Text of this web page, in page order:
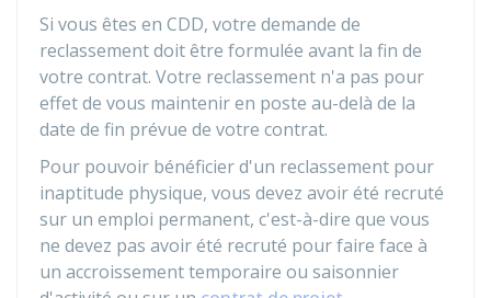
Si vous êtes en CDD, votre demande de
reclassement doit être formulée avant la fin de
votre contrat. Votre reclassement n'a pas pour
effet de vous maintenir en poste au-delà de la
date de fin prévue de votre contrat.
Pour pouvoir bénéficier d'un reclassement pour
inaptitude physique, vous devez avoir été recruté
sur un emploi permanent, c'est-à-dire que vous
ne devez pas avoir été recruté pour faire face à
un accroissement temporaire ou saisonnier